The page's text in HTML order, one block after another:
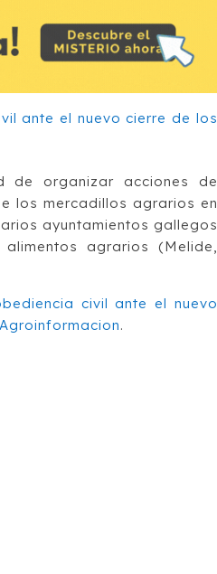
de organizar acciones de
los mercadillos agrarios en
ayuntamientos gallegos
agrarios (Melide,
civil ante el nuevo
Agroinformacion.